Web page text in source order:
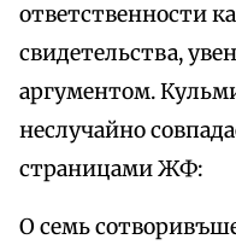
ответственности
свидетельства,
аргументом.
неслучайно
страницами ЖФ:
О семь